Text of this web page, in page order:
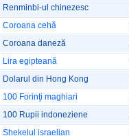
Renminbi-ul chinezesc
Coroana cehă
Coroana daneză
Lira egipteană
Dolarul din Hong Kong
100 Forinţi maghiari
100 Rupii indoneziene
Shekelul israelian